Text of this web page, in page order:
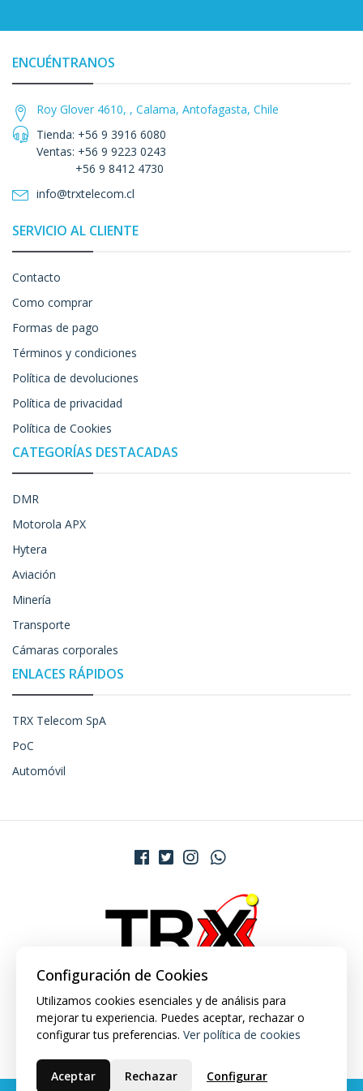
ENCUÉNTRANOS
Roy Glover 4610, , Calama, Antofagasta, Chile
Tienda: +56 9 3916 6080
Ventas: +56 9 9223 0243
+56 9 8412 4730
info@trxtelecom.cl
SERVICIO AL CLIENTE
Contacto
Como comprar
Formas de pago
Términos y condiciones
Política de devoluciones
Política de privacidad
Política de Cookies
CATEGORÍAS DESTACADAS
DMR
Motorola APX
Hytera
Aviación
Minería
Transporte
Cámaras corporales
ENLACES RÁPIDOS
TRX Telecom SpA
PoC
Automóvil
Configuración de Cookies
Utilizamos cookies esenciales y de análisis para
mejorar tu experiencia. Puedes aceptar, rechazar o
configurar tus preferencias. Ver política de cookies
Aceptar Rechazar Configurar